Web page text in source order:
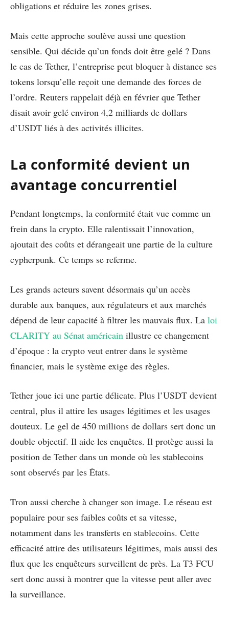
obligations et réduire les zones grises.
Mais cette approche soulève aussi une question
sensible. Qui décide qu’un fonds doit être gelé ? Dans
le cas de Tether, l’entreprise peut bloquer à distance ses
tokens lorsqu’elle reçoit une demande des forces de
l’ordre. Reuters rappelait déjà en février que Tether
disait avoir gelé environ 4,2 milliards de dollars
d’USDT liés à des activités illicites.
La conformité devient un
avantage concurrentiel
Pendant longtemps, la conformité était vue comme un
frein dans la crypto. Elle ralentissait l’innovation,
ajoutait des coûts et dérangeait une partie de la culture
cypherpunk. Ce temps se referme.
Les grands acteurs savent désormais qu’un accès
durable aux banques, aux régulateurs et aux marchés
dépend de leur capacité à filtrer les mauvais flux. La loi
CLARITY au Sénat américain illustre ce changement
d’époque : la crypto veut entrer dans le système
financier, mais le système exige des règles.
Tether joue ici une partie délicate. Plus l’USDT devient
central, plus il attire les usages légitimes et les usages
douteux. Le gel de 450 millions de dollars sert donc un
double objectif. Il aide les enquêtes. Il protège aussi la
position de Tether dans un monde où les stablecoins
sont observés par les États.
Tron aussi cherche à changer son image. Le réseau est
populaire pour ses faibles coûts et sa vitesse,
notamment dans les transferts en stablecoins. Cette
efficacité attire des utilisateurs légitimes, mais aussi des
flux que les enquêteurs surveillent de près. La T3 FCU
sert donc aussi à montrer que la vitesse peut aller avec
la surveillance.